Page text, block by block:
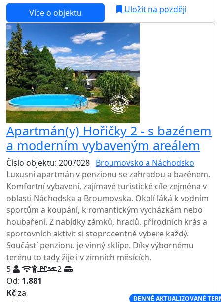
Více o objektu
Uložit na později
Apartmán(y) Hořičky 2 - s bazénem
a moderním vybaveným areálem
Číslo objektu: 2007028 Broumovsko a Náchodsko
Luxusní apartmán v penzionu se zahradou a bazénem.
Komfortní vybavení, zajímavé turistické cíle zejména v
oblasti Náchodska a Broumovska. Okolí láká k vodním
sportům a koupání, k romantickým vycházkám nebo
houbaření. Z nabídky zámků, hradů, přírodních krás a
sportovních aktivit si stoprocentně vybere každý.
Součástí penzionu je vinný sklípe. Díky výbornému
terénu to tady žije i v zimních měsících.
5
2
Od: 1.881
Kčza
DENNĚ AKTUALIZOVANÉ